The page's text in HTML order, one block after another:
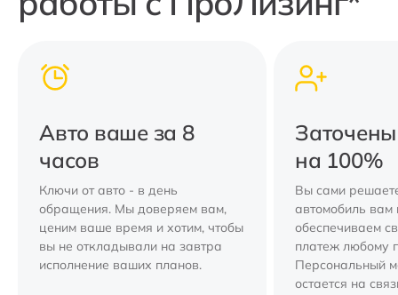
Авто ваше за 8
часов
Ключи от авто - в день
обращения. Мы доверяем вам,
ценим ваше время и хотим, чтобы
вы не откладывали на завтра
исполнение ваших планов.
на 100%
Вы сами
автомобиль
обеспечиваем
платеж любому
Персональный
остается на